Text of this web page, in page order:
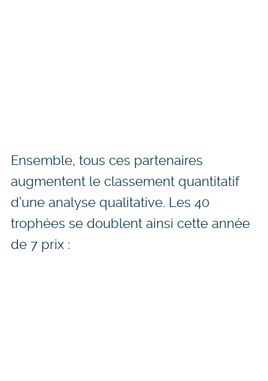
Ensemble, tous ces partenaires
augmentent le classement quantitatif
d’une analyse qualitative. Les 40
trophées se doublent ainsi cette année
de 7 prix :